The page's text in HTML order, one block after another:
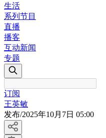
生活
系列节目
直播
播客
互动新闻
专题
订阅
王英敏
发布/2025年10月7日 05:00